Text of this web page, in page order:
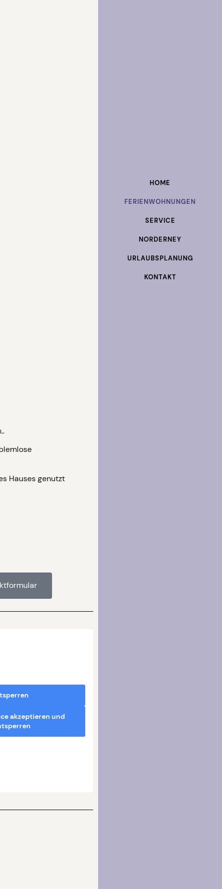
HOME
FERIENWOHNUNGEN
SERVICE
NORDERNEY
URLAUBSPLANUNG
KONTAKT
Hauses genutzt
akzeptieren und